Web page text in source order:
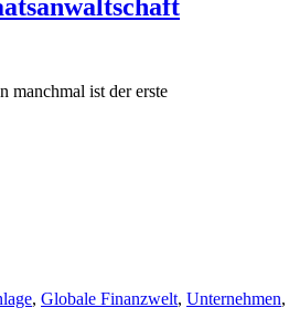
manchmal ist der erste
, Globale Finanzwelt, Unternehmen,